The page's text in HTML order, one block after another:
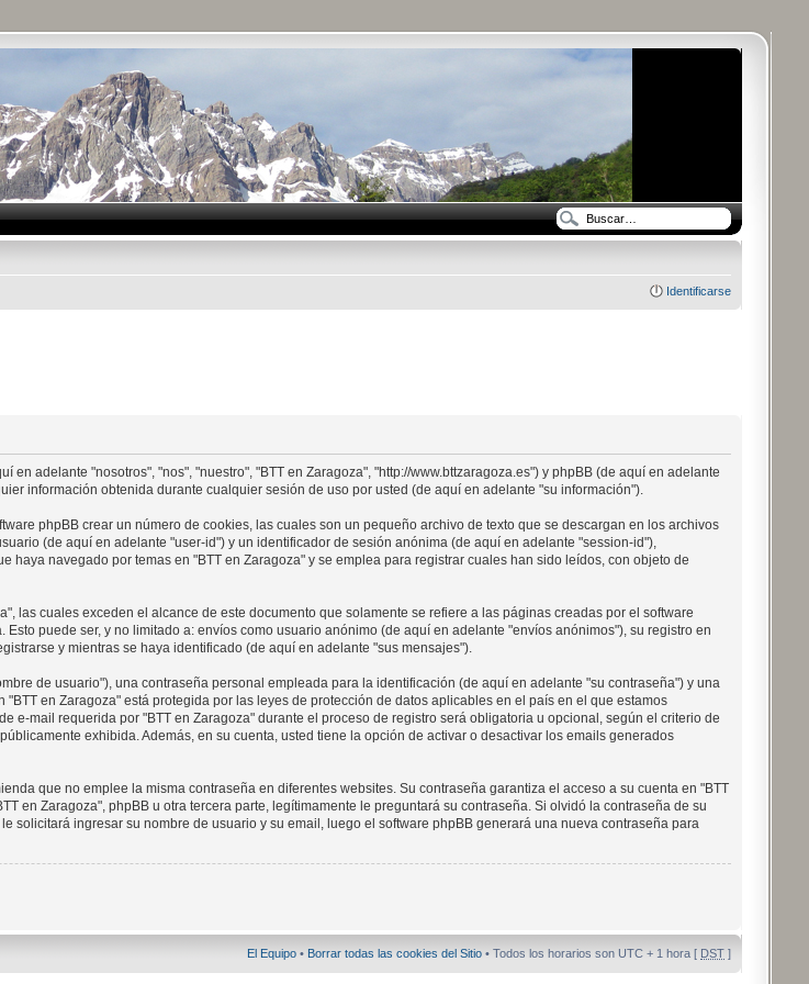
Identificarse
adelante "nosotros", "nos", "nuestro", "BTT en Zaragoza", "http://www.bttzaragoza.es") y phpBB (de aquí en adelante
información obtenida durante cualquier sesión de uso por usted (de aquí en adelante "su información").
phpBB crear un número de cookies, las cuales son un pequeño archivo de texto que se descargan en los archivos
(de aquí en adelante "user-id") y un identificador de sesión anónima (de aquí en adelante "session-id"),
navegado por temas en "BTT en Zaragoza" y se emplea para registrar cuales han sido leídos, con objeto de
las cuales exceden el alcance de este documento que solamente se refiere a las páginas creadas por el software
puede ser, y no limitado a: envíos como usuario anónimo (de aquí en adelante "envíos anónimos"), su registro en
y mientras se haya identificado (de aquí en adelante "sus mensajes").
de usuario"), una contraseña personal empleada para la identificación (de aquí en adelante "su contraseña") y una
en Zaragoza" está protegida por las leyes de protección de datos aplicables en el país en el que estamos
mail requerida por "BTT en Zaragoza" durante el proceso de registro será obligatoria u opcional, según el criterio de
exhibida. Además, en su cuenta, usted tiene la opción de activar o desactivar los emails generados
que no emplee la misma contraseña en diferentes websites. Su contraseña garantiza el acceso a su cuenta en "BTT
en Zaragoza", phpBB u otra tercera parte, legítimamente le preguntará su contraseña. Si olvidó la contraseña de su
solicitará ingresar su nombre de usuario y su email, luego el software phpBB generará una nueva contraseña para
El Equipo • Borrar todas las cookies del Sitio • Todos los horarios son UTC + 1 hora [ DST ]